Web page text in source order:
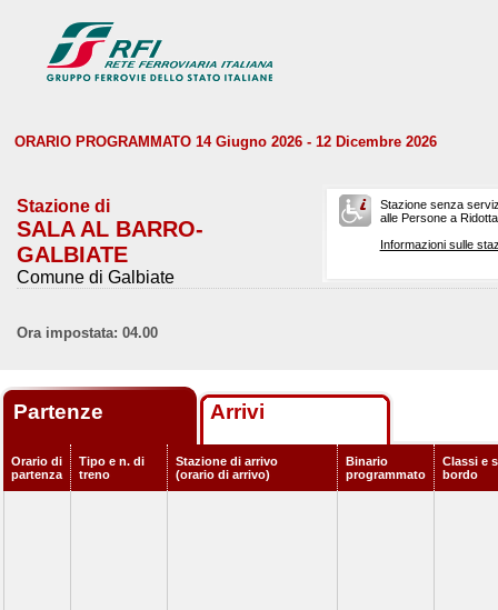
ORARIO PROGRAMMATO 14 Giugno 2026 - 12 Dicembre 2026
Stazione di
SALA AL BARRO-
GALBIATE
Comune di Galbiate
Stazione senza
alle Persone a
Informazioni sulle
Ora impostata: 04.00
Partenze Arrivi
Orario di
partenza
Tipo e n. di
treno
Stazione di arrivo
(orario di arrivo)
Binario
programmato
Classi e
bordo